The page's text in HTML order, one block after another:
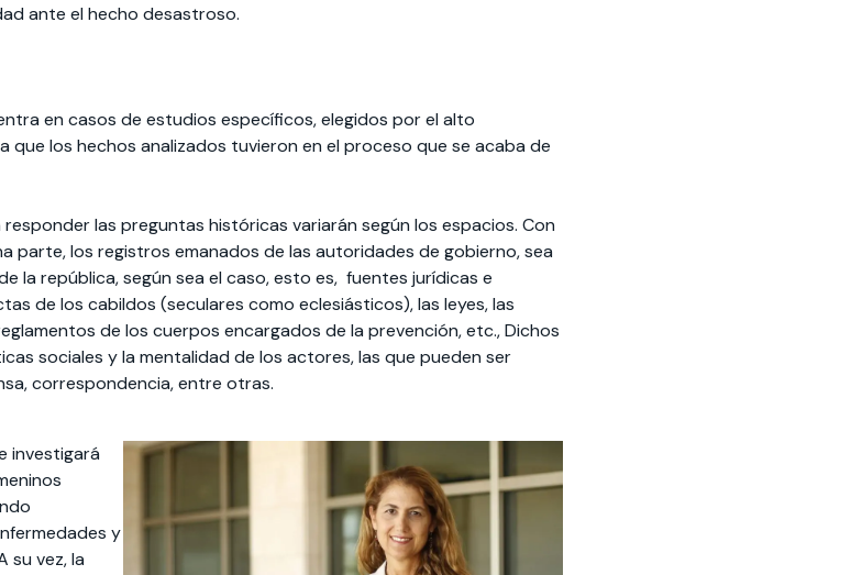
ante el hecho desastroso.
en casos de estudios específicos, elegidos por el alto
que los hechos analizados tuvieron en el proceso que se acaba de
las preguntas históricas variarán según los espacios. Con
parte, los registros emanados de las autoridades de gobierno, sea
la república, según sea el caso, esto es, fuentes jurídicas e
de los cabildos (seculares como eclesiásticos), las leyes, las
de los cuerpos encargados de la prevención, etc., Dichos
sociales y la mentalidad de los actores, las que pueden ser
correspondencia, entre otras.
investigará
y
su vez, la